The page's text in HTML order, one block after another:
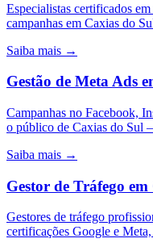
Especialistas certificados
campanhas em Caxias do
Saiba mais →
Gestão de Meta Ads
Campanhas no Facebook,
o público de Caxias do
Saiba mais →
Gestor de Tráfego em
Gestores de tráfego
certificações Google e